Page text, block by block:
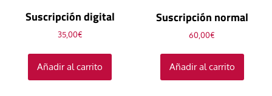
Suscripción digital
35,00€
Añadir al carrito
Suscripción normal
60,00€
Añadir al carrito